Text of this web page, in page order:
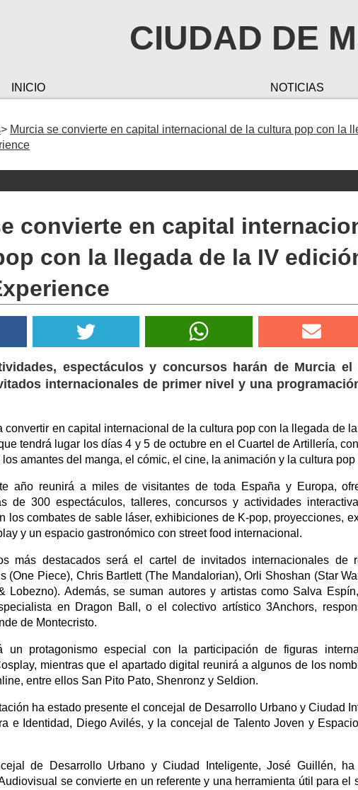
CIUDAD DE
INICIO NOTICIAS
Murcia se convierte en capital internacional de la cultura pop con la
convierte en capital
con la llegada de la IV
espectáculos y concursos harán de Murcia
internacionales de primer nivel y una
convertir en capital internacional de la cultura pop con la llegada de
tendrá lugar los días 4 y 5 de octubre en el Cuartel de Artillería,
amantes del manga, el cómic, el cine, la animación y la cultura
año reunirá a miles de visitantes de toda España y Europa,
de 300 espectáculos, talleres, concursos y actividades
los combates de sable láser, exhibiciones de K-pop, proyecciones,
y un espacio gastronómico con street food internacional.
más destacados será el cartel de invitados internacionales de
(One Piece), Chris Bartlett (The Mandalorian), Orli Shoshan (Star
Lobezno). Además, se suman autores y artistas como Salva
en Dragon Ball, o el colectivo artístico 3Anchors,
de Montecristo.
un protagonismo especial con la participación de figuras
mientras que el apartado digital reunirá a algunos de los
entre ellos San Pito Pato, Shenronz y Seldion.
ha estado presente el concejal de Desarrollo Urbano y Ciudad
e Identidad, Diego Avilés, y la concejal de Talento Joven y
de Desarrollo Urbano y Ciudad Inteligente, José Guillén, ha
se convierte en un referente y una herramienta útil para el